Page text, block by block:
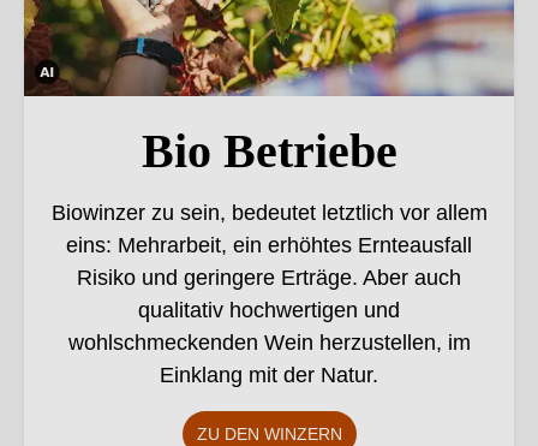
Bio Betriebe
Biowinzer zu sein, bedeutet letztlich vor allem
eins: Mehrarbeit, ein erhöhtes Ernteausfall
Risiko und geringere Erträge. Aber auch
qualitativ hochwertigen und
wohlschmeckenden Wein herzustellen, im
Einklang mit der Natur.
ZU DEN WINZERN